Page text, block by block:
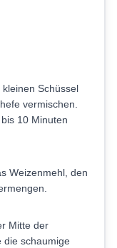
Schüssel
vermischen.
10 Minuten
Weizenmehl, den
Mitte der
die schaumige